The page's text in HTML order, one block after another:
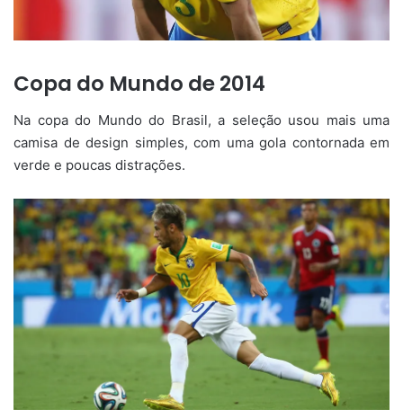
Copa do Mundo de 2014
Na copa do Mundo do Brasil, a seleção usou mais uma
camisa de design simples, com uma gola contornada em
verde e poucas distrações.